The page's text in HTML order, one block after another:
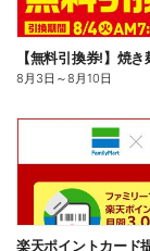
8月3日 ～8月10日